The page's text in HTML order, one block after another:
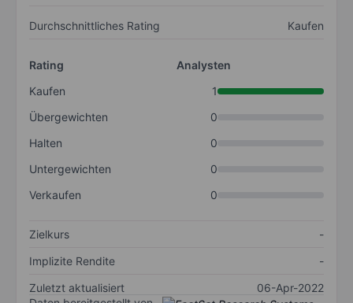
Durchschnittliches Rating Kaufen
Rating
Analysten
Kaufen
1
Übergewichten
0
Halten
0
Untergewichten
0
Verkaufen
0
Zielkurs
-
Implizite Rendite
-
Zuletzt aktualisiert
06-Apr-2022